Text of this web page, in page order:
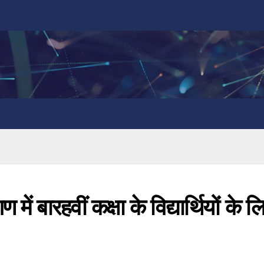
बारहवीं कक्षा के विद्यार्थियों के